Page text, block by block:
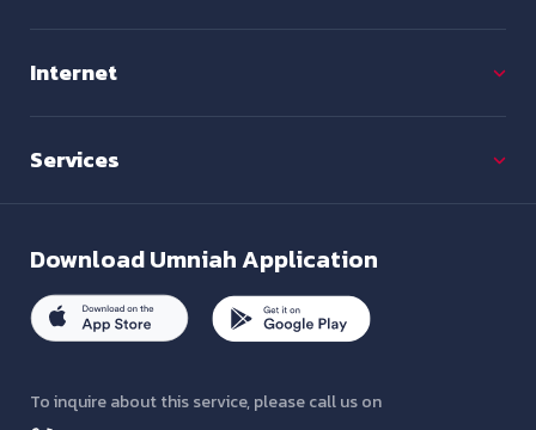
Internet
Services
DownloadUmniah Application
To inquire about this service, please call us on